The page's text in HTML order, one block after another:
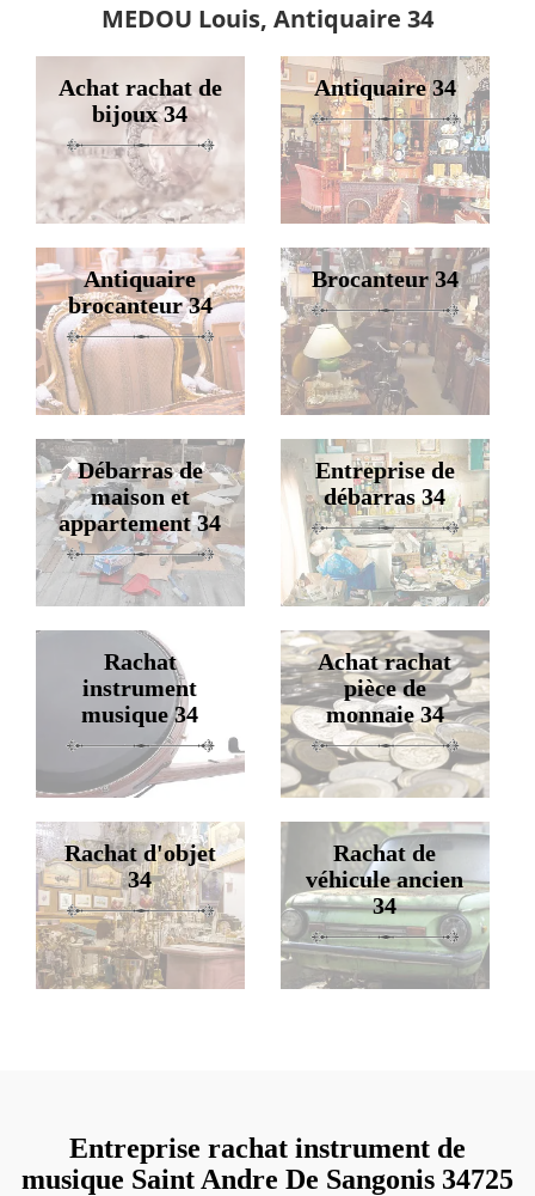
MEDOU Louis, Antiquaire 34
Achat rachat de
bijoux 34
Antiquaire 34
Antiquaire
brocanteur 34
Brocanteur 34
Débarras de
maison et
appartement 34
Entreprise de
débarras 34
Rachat
instrument
musique 34
Achat rachat
pièce de
monnaie 34
Rachat d'objet
34
Rachat de
véhicule ancien
34
Entreprise rachat instrument de
musique Saint Andre De Sangonis 34725